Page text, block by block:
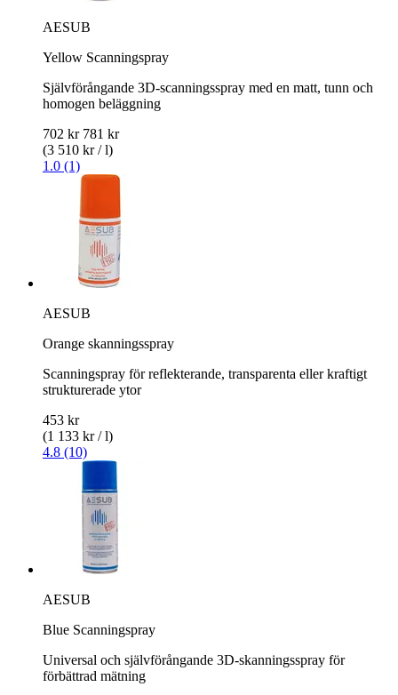
AESUB
Yellow Scanningspray
Självförångande 3D-scanningsspray med en matt, tunn och
homogen beläggning
702 kr 781 kr
(3 510 kr / l)
1.0 (1)
AESUB
Orange skanningsspray
Scanningspray för reflekterande, transparenta eller kraftigt
strukturerade ytor
453 kr
(1 133 kr / l)
4.8 (10)
AESUB
Blue Scanningspray
Universal och självförångande 3D-skanningsspray för
förbättrad mätning